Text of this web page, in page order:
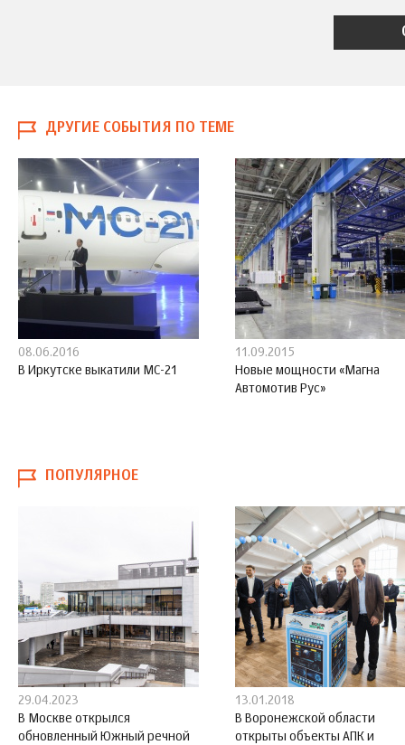
ДРУГИЕ СОБЫТИЯ ПО ТЕМЕ
08.06.2016
В Иркутске выкатили МС-21
11.09.2015
Новые мощности «Магна
Автомотив Рус»
ПОПУЛЯРНОЕ
29.04.2023
В Москве открылся
обновленный Южный речной
13.01.2018
В Воронежской области
открыты объекты АПК и